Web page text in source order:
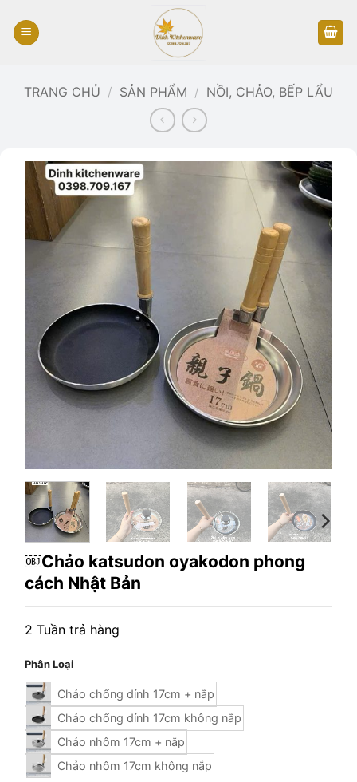
qua
dung
TRANG CHỦ / SẢN PHẨM / NỒI, CHẢO, BẾP LẨU
￼Chảo katsudon oyakodon phong
cách Nhật Bản
2 Tuần trả hàng
Phân Loại
Chảo chống dính 17cm + nắp
Chảo chống dính 17cm không nắp
Chảo nhôm 17cm + nắp
Chảo nhôm 17cm không nắp